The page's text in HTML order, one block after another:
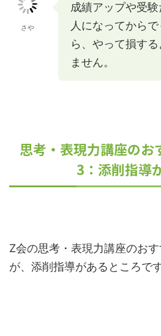
さや
成績アップや受
人になってから
ら、やって損す
ません。
思考・表現力講座のお
3：添削指導
Z会の思考・表現力講座のお
が、添削指導があるところです